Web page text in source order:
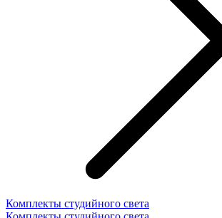
Комплекты студийного света